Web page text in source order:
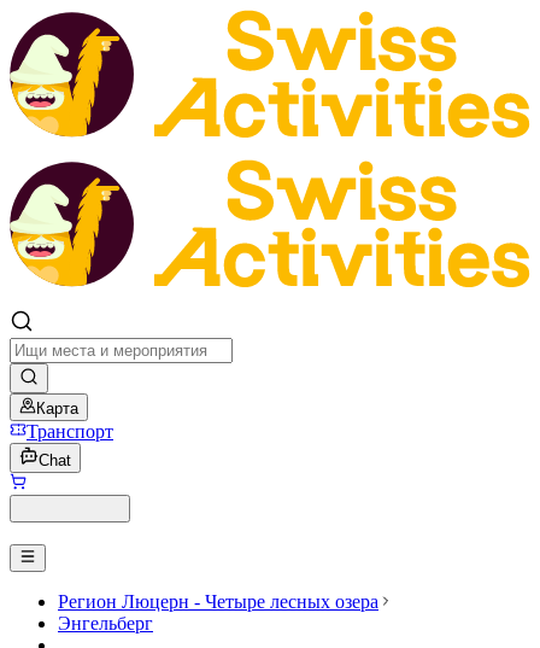
Карта
Транспорт
Chat
Регион Люцерн - Четыре лесных озера
Энгельберг